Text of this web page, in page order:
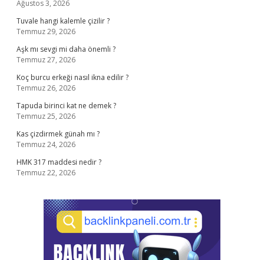
Ağustos 3, 2026
Tuvale hangi kalemle çizilir ?
Temmuz 29, 2026
Aşk mı sevgi mi daha önemli ?
Temmuz 27, 2026
Koç burcu erkeği nasıl ikna edilir ?
Temmuz 26, 2026
Tapuda birinci kat ne demek ?
Temmuz 25, 2026
Kas çizdirmek günah mı ?
Temmuz 24, 2026
HMK 317 maddesi nedir ?
Temmuz 22, 2026